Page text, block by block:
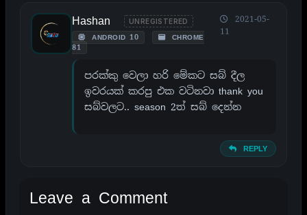
Hashan UNREGISTERED
ANDROID 10
CHROME
81
2021-05-
11
පරක්කු වෙලා හරි මේකට සබ් දීල
ඉවරයක් කරපු එක වටිනවා thank you
සබ්වලට.. season 2ත් සබ් දෙන්න
REPLY
Leave a Comment